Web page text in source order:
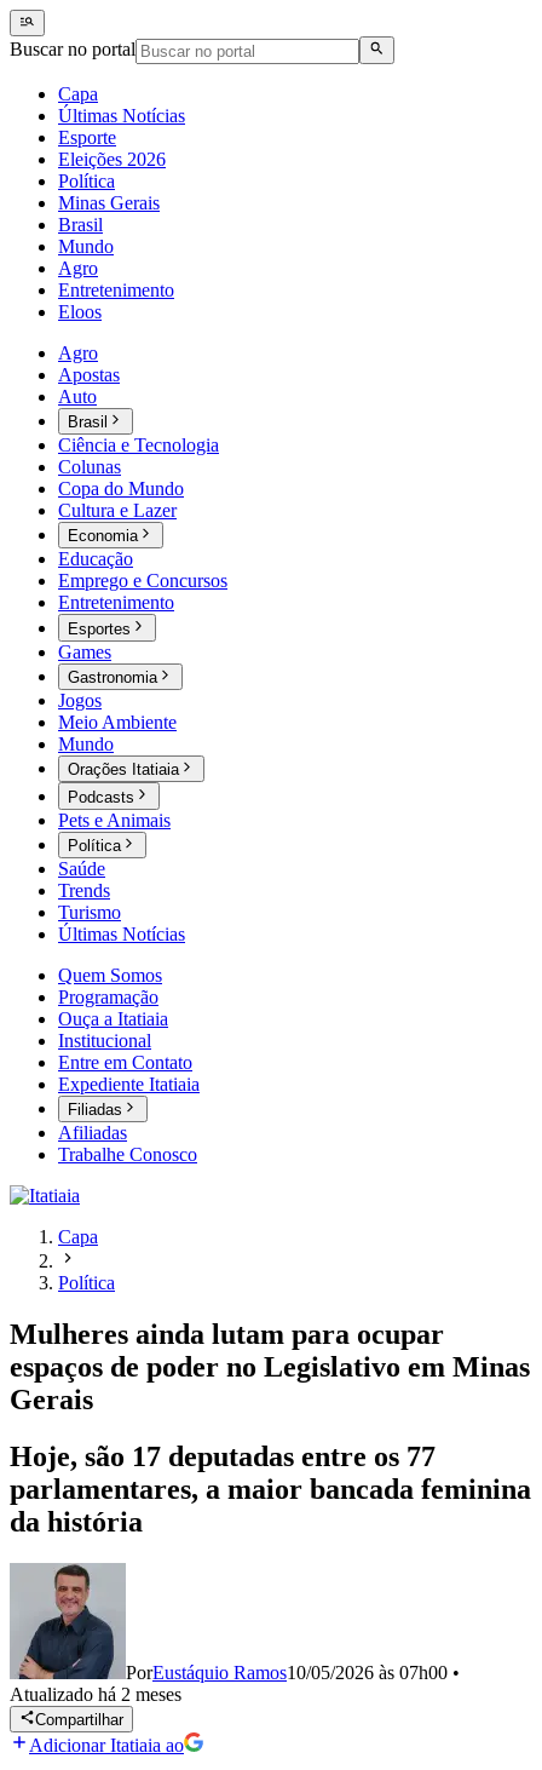
Buscar no portal
Capa
Últimas Notícias
Esporte
Eleições 2026
Política
Minas Gerais
Brasil
Mundo
Agro
Entretenimento
Eloos
Agro
Apostas
Auto
Brasil
Ciência e Tecnologia
Colunas
Copa do Mundo
Cultura e Lazer
Economia
Educação
Emprego e Concursos
Entretenimento
Esportes
Games
Gastronomia
Jogos
Meio Ambiente
Mundo
Orações Itatiaia
Podcasts
Pets e Animais
Política
Saúde
Trends
Turismo
Últimas Notícias
Quem Somos
Programação
Ouça a Itatiaia
Institucional
Entre em Contato
Expediente Itatiaia
Filiadas
Afiliadas
Trabalhe Conosco
Capa
Política
Mulheres ainda lutam para ocupar
espaços de poder no Legislativo em Minas
Gerais
Hoje, são 17 deputadas entre os 77
parlamentares, a maior bancada feminina
da história
PorEustáquio Ramos10/05/2026 às 07h00 •
Atualizado há 2 meses
Compartilhar
Adicionar Itatiaia ao